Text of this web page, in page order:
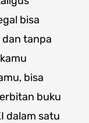
bisa
tanpa
bisa
buku
dalam satu